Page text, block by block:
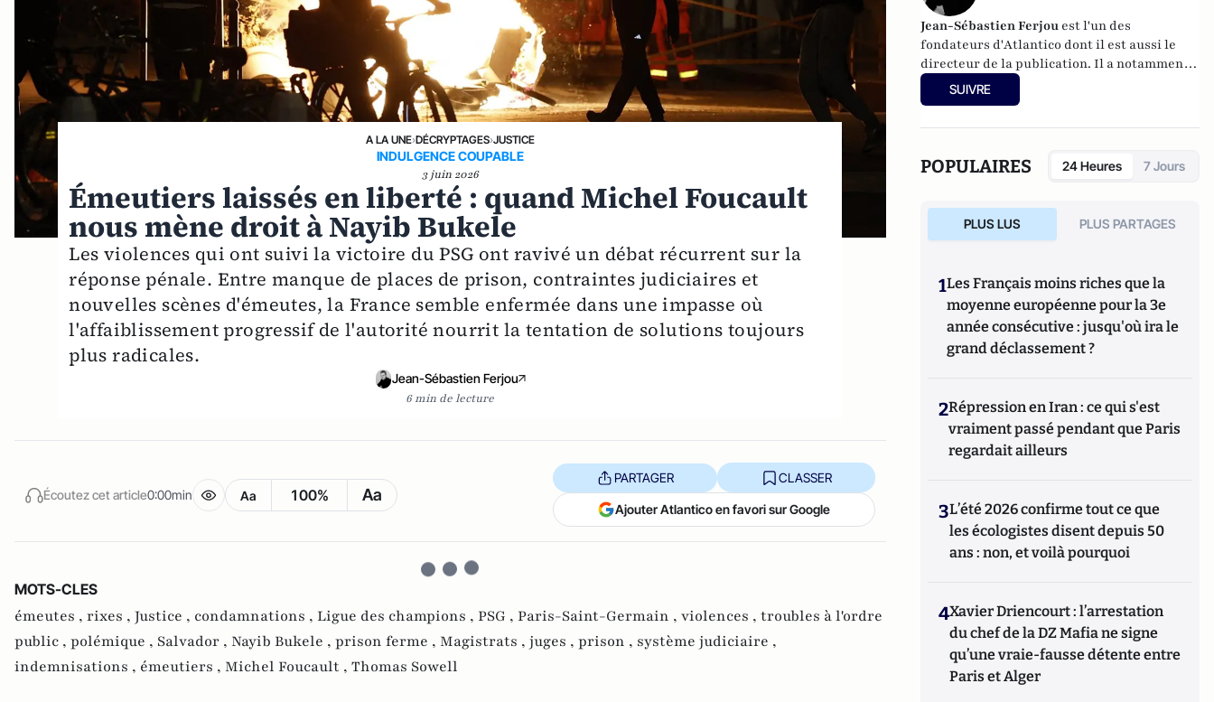
A LA UNE›DÉCRYPTAGES›JUSTICE
INDULGENCE COUPABLE
3 juin 2026
Émeutiers laissés en liberté : quand Michel Foucault
nous mène droit à Nayib Bukele
Les violences qui ont suivi la victoire du PSG ont ravivé un débat récurrent sur la
réponse pénale. Entre manque de places de prison, contraintes judiciaires et
nouvelles scènes d'émeutes, la France semble enfermée dans une impasse où
l'affaiblissement progressif de l'autorité nourrit la tentation de solutions toujours
plus radicales.
Jean-Sébastien Ferjou
6 min de lecture
Écoutez cet article0:00min Aa 100% Aa
PARTAGER CLASSER
Ajouter Atlantico en favori sur Google
MOTS-CLES
émeutes , rixes , Justice , condamnations , Ligue des champions , PSG , Paris-Saint-Germain , violences , troubles à l'ordre
public , polémique , Salvador , Nayib Bukele , prison ferme , Magistrats , juges , prison , système judiciaire ,
indemnisations , émeutiers , Michel Foucault , Thomas Sowell
Jean-Sébastien Ferjou est l'un des
fondateurs d'Atlantico dont il est aussi le
directeur de la publication. Il a notamment
travaillé à LCI, pour TF1 et fait de la
production télévisuelle.
SUIVRE
POPULAIRES 24 Heures 7 Jours
PLUS LUS PLUS PARTAGES
1Les Français moins riches que la
moyenne européenne pour la 3e
année consécutive : jusqu'où ira le
grand déclassement ?
2Répression en Iran : ce qui s'est
vraiment passé pendant que Paris
regardait ailleurs
3L’été 2026 confirme tout ce que
les écologistes disent depuis 50
ans : non, et voilà pourquoi
4Xavier Driencourt : l’arrestation
du chef de la DZ Mafia ne signe
qu’une vraie-fausse détente entre
Paris et Alger